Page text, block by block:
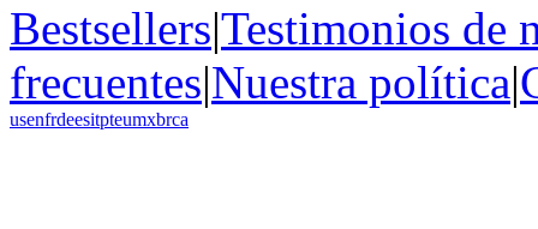
Bestsellers|Testimonios de
frecuentes|Nuestra política|
usenfrdeesitpteumxbrca